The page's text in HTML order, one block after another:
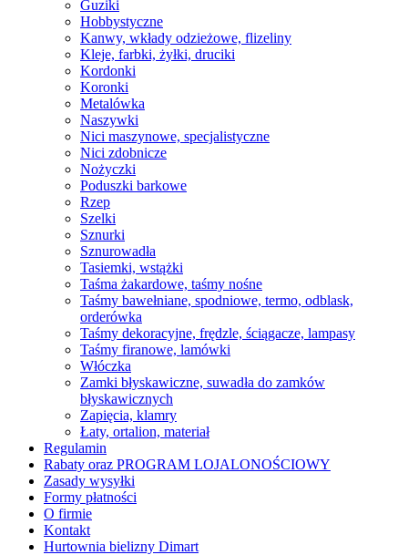
Guziki
Hobbystyczne
Kanwy, wkłady odzieżowe, flizeliny
Kleje, farbki, żyłki, druciki
Kordonki
Koronki
Metalówka
Naszywki
Nici maszynowe, specjalistyczne
Nici zdobnicze
Nożyczki
Poduszki barkowe
Rzep
Szelki
Sznurki
Sznurowadła
Tasiemki, wstążki
Taśma żakardowe, taśmy nośne
Taśmy bawełniane, spodniowe, termo, odblask,
orderówka
Taśmy dekoracyjne, frędzle, ściągacze, lampasy
Taśmy firanowe, lamówki
Włóczka
Zamki błyskawiczne, suwadła do zamków
błyskawicznych
Zapięcia, klamry
Łaty, ortalion, materiał
Regulamin
Rabaty oraz PROGRAM LOJALONOŚCIOWY
Zasady wysyłki
Formy płatności
O firmie
Kontakt
Hurtownia bielizny Dimart